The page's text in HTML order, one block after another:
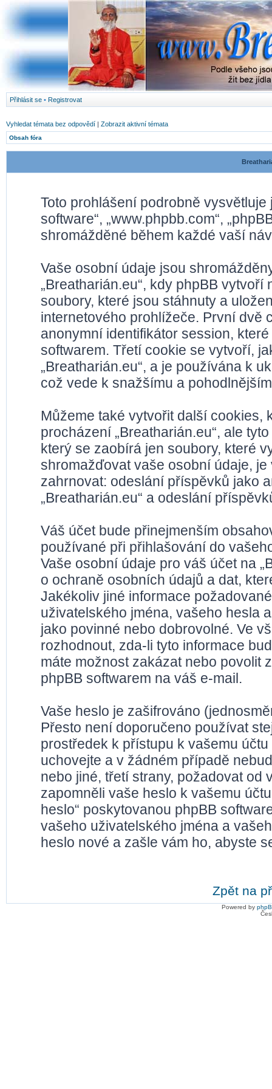
Přihlásit se • Registrovat
Vyhledat témata bez odpovědí | Zobrazit aktivní témata
Obsah fóra
Toto prohlášení podrobně vysvětluje
software“, „www.phpbb.com“,
shromážděné během každé vaší
Vaše osobní údaje jsou
„Breatharián.eu“, kdy phpBB
soubory, které jsou stáhnuty a
internetového prohlížeče. První dvě
anonymní identifikátor session,
softwarem. Třetí cookie se vytvoří,
„Breatharián.eu“, a je používána k
což vede k snažšímu a
Můžeme také vytvořit další cookies,
procházení „Breatharián.eu“, ale
který se zaobírá jen soubory, které
shromažďovat vaše osobní údaje,
zahrnovat: odeslání příspěvků jako
„Breatharián.eu“ a odeslání
Váš účet bude přinejmenším
používané při přihlašování do
Vaše osobní údaje pro váš účet na
o ochraně osobních údajů a dat,
Jakékoliv jiné informace
uživatelského jména, vašeho hesla
jako povinné nebo dobrovolné. Ve
rozhodnout, zda-li tyto informace
máte možnost zakázat nebo povolit
phpBB softwarem na váš e-mail.
Vaše heslo je zašifrováno
Přesto není doporučeno používat
prostředek k přístupu k vašemu
uchovejte a v žádném případě
nebo jiné, třetí strany, požadovat od
zapomněli vaše heslo k vašemu
heslo“ poskytovanou phpBB
vašeho uživatelského jména a
heslo nové a zašle vám ho, abyste
Zpět na
Powered by